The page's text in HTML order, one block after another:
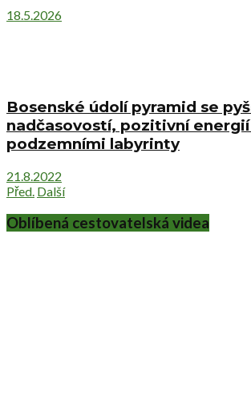
18.5.2026
Bosenské údolí pyramid se
nadčasovostí, pozitivní
podzemními labyrinty
21.8.2022
Před. Další
Oblíbená cestovatelská videa